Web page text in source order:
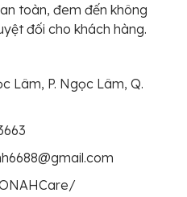
toàn, đem đến không
đối cho khách hàng.
Lâm, P. Ngọc Lâm, Q.